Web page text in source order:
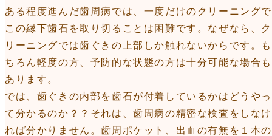
ある程度進んだ歯周病では、一度だけのクリーニングで
この縁下歯石を取り切ることは困難です。なぜなら、ク
リーニングでは歯ぐきの上部しか触れないからです。も
ちろん軽度の方、予防的な状態の方は十分可能な場合も
あります。
では、歯ぐきの内部を歯石が付着しているかはどうやっ
て分かるのか？？それは、歯周病の精密な検査をしなけ
れば分かりません。歯周ポケット、出血の有無を１本の